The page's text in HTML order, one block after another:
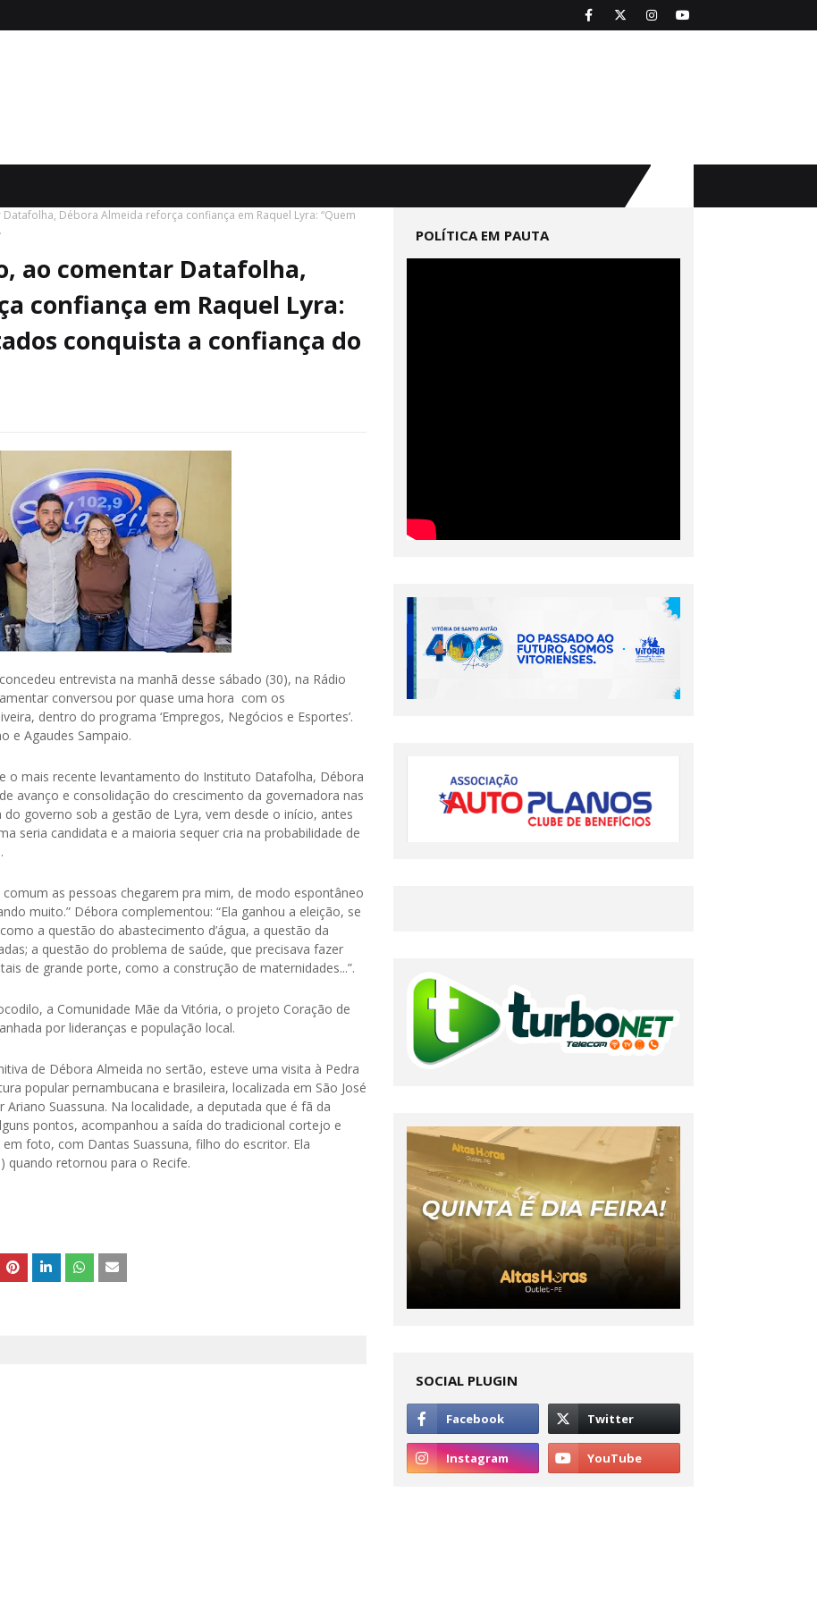
Datafolha, Débora Almeida reforça confiança em Raquel Lyra: “Quem
ao comentar Datafolha,
confiança em Raquel Lyra:
conquista a confiança do
entrevista na manhã desse sábado (30), na Rádio
conversou por quase uma hora com os
dentro do programa ‘Empregos, Negócios e Esportes’.
e Agaudes Sampaio.
o mais recente levantamento do Instituto Datafolha, Débora
avanço e consolidação do crescimento da governadora nas
governo sob a gestão de Lyra, vem desde o início, antes
seria candidata e a maioria sequer cria na probabilidade de
as pessoas chegarem pra mim, de modo espontâneo
muito.” Débora complementou: “Ela ganhou a eleição, se
a questão do abastecimento d’água, a questão da
a questão do problema de saúde, que precisava fazer
de grande porte, como a construção de maternidades...”.
a Comunidade Mãe da Vitória, o projeto Coração de
por lideranças e população local.
de Débora Almeida no sertão, esteve uma visita à Pedra
popular pernambucana e brasileira, localizada em São José
Suassuna. Na localidade, a deputada que é fã da
pontos, acompanhou a saída do tradicional cortejo e
foto, com Dantas Suassuna, filho do escritor. Ela
quando retornou para o Recife.
POLÍTICA EM PAUTA
SOCIAL PLUGIN